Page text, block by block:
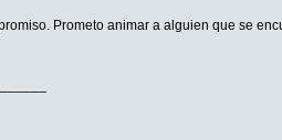
Prometo animar a alguien que se